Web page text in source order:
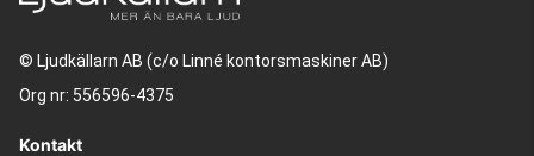
© Ljudkällarn AB (c/o Linné kontorsmaskiner AB)
Org nr: 556596-4375
Kontakt